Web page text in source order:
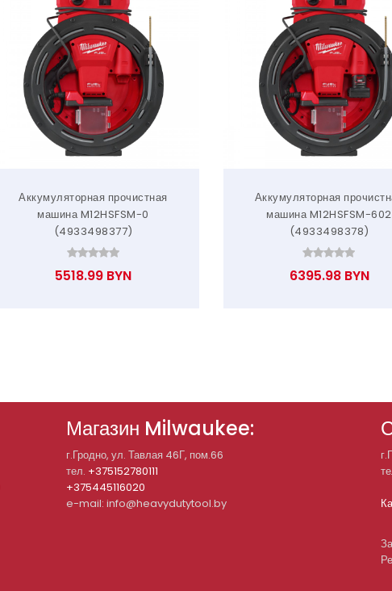
Аккумуляторная прочистная
машина M12HSFSM-0
(4933498377)
5518.99 BYN
Аккумуляторная
машина M12HSFSM-602
(4933498378)
6395.98 BYN
Магазин Milwaukee:
г.Гродно, ул. Тавлая 46Г, пом.66
тел. +375152780111
+375445116020
e-mail: info@heavydutytool.by